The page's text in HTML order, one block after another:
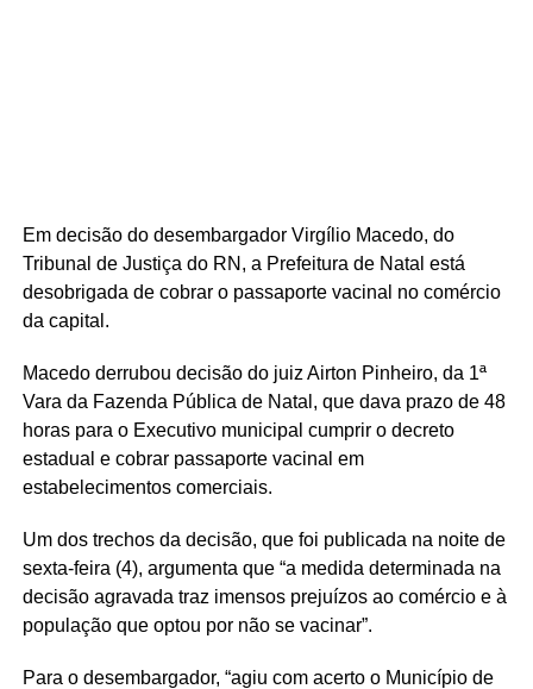
Em decisão do desembargador Virgílio Macedo, do
Tribunal de Justiça do RN, a Prefeitura de Natal está
desobrigada de cobrar o passaporte vacinal no comércio
da capital.
Macedo derrubou decisão do juiz Airton Pinheiro, da 1ª
Vara da Fazenda Pública de Natal, que dava prazo de 48
horas para o Executivo municipal cumprir o decreto
estadual e cobrar passaporte vacinal em
estabelecimentos comerciais.
Um dos trechos da decisão, que foi publicada na noite de
sexta-feira (4), argumenta que “a medida determinada na
decisão agravada traz imensos prejuízos ao comércio e à
população que optou por não se vacinar”.
Para o desembargador, “agiu com acerto o Município de